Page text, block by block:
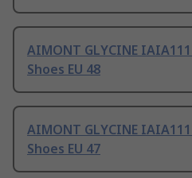
AIMONT GLYCINE
Shoes EU 48
AIMONT GLYCINE
Shoes EU 47